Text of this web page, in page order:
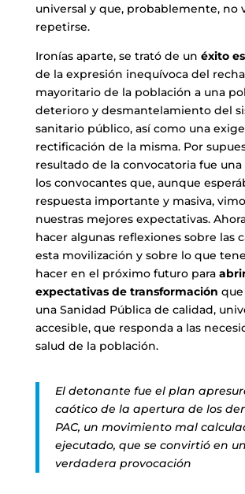
universal y que, probablemente, no
repetirse.
Ironías aparte, se trató de un éxito
de la expresión inequívoca del
mayoritario de la población a una
deterioro y desmantelamiento del
sanitario público, así como una
rectificación de la misma. Por
resultado de la convocatoria fue una
los convocantes que, aunque
respuesta importante y masiva,
nuestras mejores expectativas.
hacer algunas reflexiones sobre las
esta movilización y sobre lo que
hacer en el próximo futuro para
expectativas de transformación
una Sanidad Pública de calidad,
accesible, que responda a las
salud de la población.
El detonante fue el plan
caótico de la apertura de los
PAC, un movimiento mal
ejecutado, que se convirtió en
verdadera provocación